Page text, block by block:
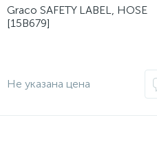
Graco SAFETY LABEL, HOSE
[15B679]
Не указана цена